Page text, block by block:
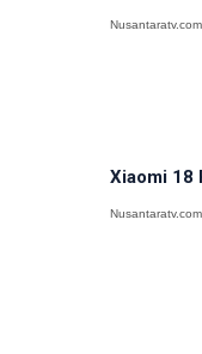
Xiaomi 18